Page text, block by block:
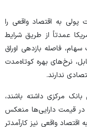
پولی به اقتصاد واقعی را
عمدتاً از طریق شرایط
فاصله بازدهی اوراق
نرخ‌های بهره کوتاه‌مدت
ندارند.
مرکزی داشته باشند،
در قیمت دارایی‌ها منعکس
واقعی نیز کارآمدتر